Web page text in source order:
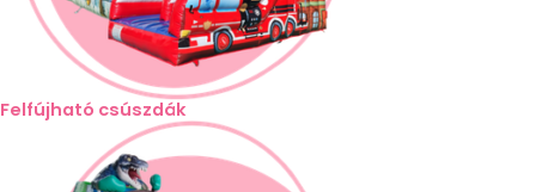
Felfújható csúszdák